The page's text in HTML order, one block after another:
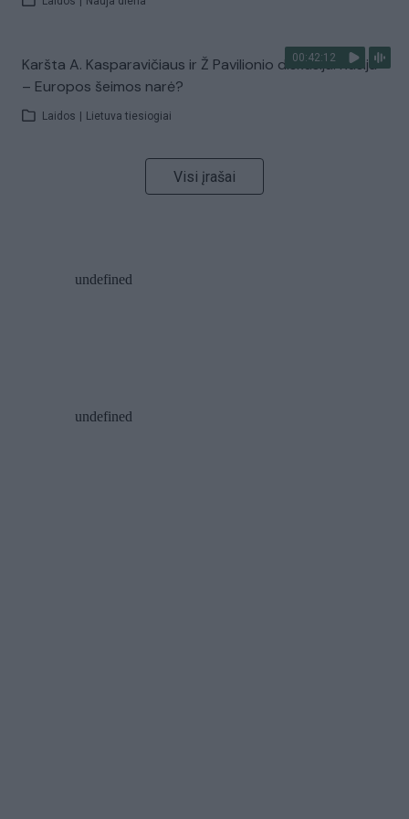
00:42:12
Karšta A. Kasparavičiaus ir Ž Pavilionio diskusija: Rusija
– Europos šeimos narė?
Laidos Lietuva tiesiogiai
Visi įrašai